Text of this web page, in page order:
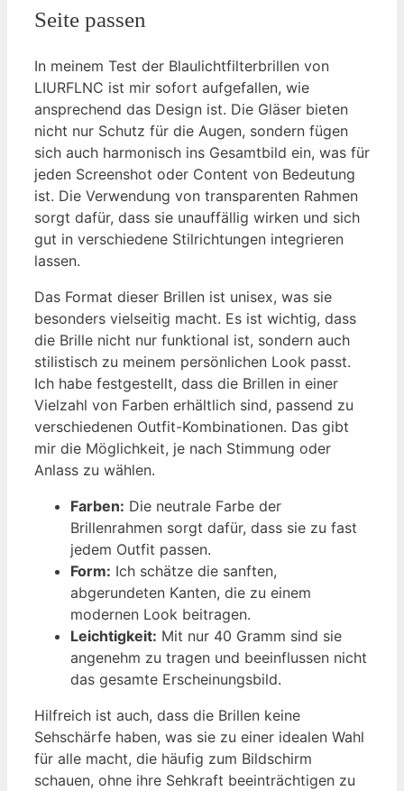
Seite passen
In meinem Test der Blaulichtfilterbrillen von
LIURFLNC ist mir sofort aufgefallen, wie
ansprechend das Design ist. Die Gläser bieten
nicht nur Schutz für die Augen, sondern fügen
sich auch harmonisch ins Gesamtbild ein, was für
jeden Screenshot oder Content von Bedeutung
ist. Die Verwendung von transparenten Rahmen
sorgt dafür, dass sie unauffällig wirken und sich
gut in verschiedene Stilrichtungen integrieren
lassen.
Das Format dieser Brillen ist unisex, was sie
besonders vielseitig macht. Es ist wichtig, dass
die Brille nicht nur funktional ist, sondern auch
stilistisch zu meinem persönlichen Look passt.
Ich habe festgestellt, dass die Brillen in einer
Vielzahl von Farben erhältlich sind, passend zu
verschiedenen Outfit-Kombinationen. Das gibt
mir die Möglichkeit, je nach Stimmung oder
Anlass zu wählen.
Farben: Die neutrale Farbe der
Brillenrahmen sorgt dafür, dass sie zu fast
jedem Outfit passen.
Form: Ich schätze die sanften,
abgerundeten Kanten, die zu einem
modernen Look beitragen.
Leichtigkeit: Mit nur 40 Gramm sind sie
angenehm zu tragen und beeinflussen nicht
das gesamte Erscheinungsbild.
Hilfreich ist auch, dass die Brillen keine
Sehschärfe haben, was sie zu einer idealen Wahl
für alle macht, die häufig zum Bildschirm
schauen, ohne ihre Sehkraft beeinträchtigen zu